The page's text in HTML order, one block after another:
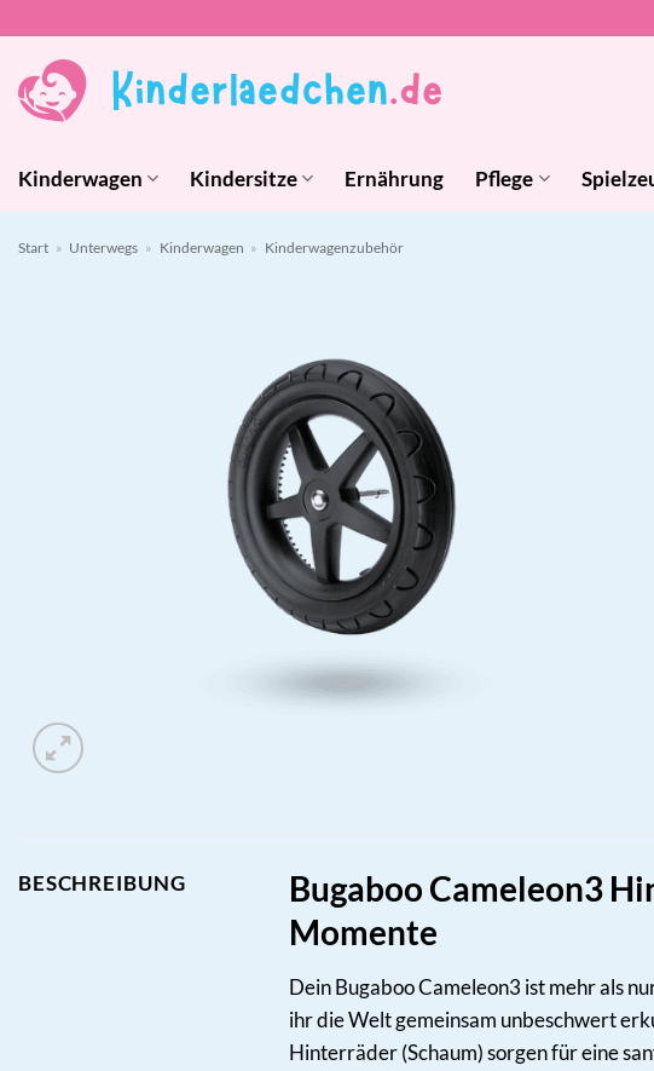
springen
Kinderwagen Kindersitze Ernährung Pflege
Start » Unterwegs » Kinderwagen » Kinderwagenzubehör
BESCHREIBUNG
Bugaboo Cameleon3
Momente
Dein Bugaboo Cameleon3 ist mehr als
ihr die Welt gemeinsam unbeschwert
Hinterräder (Schaum) sorgen für eine